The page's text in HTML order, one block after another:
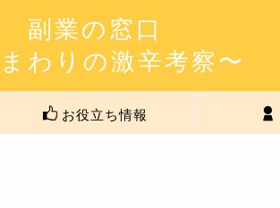
副業の窓口
わりの激辛考察〜
お役立ち情報